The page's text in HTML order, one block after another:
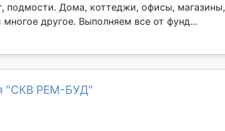
подмости. Дома, коттеджи, офисы, магазины,
многое другое. Выполняем все от фунд...
"СКВ РЕМ-БУД"